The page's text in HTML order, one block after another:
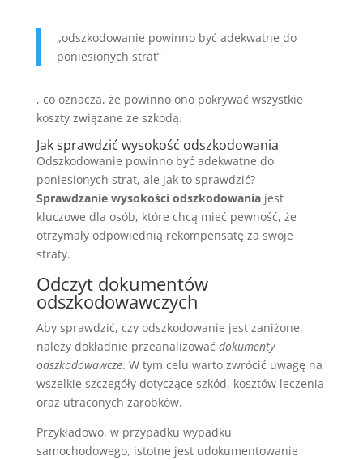
„odszkodowanie powinno być adekwatne do
poniesionych strat”
, co oznacza, że powinno ono pokrywać wszystkie
koszty związane ze szkodą.
Jak sprawdzić wysokość odszkodowania
Odszkodowanie powinno być adekwatne do
poniesionych strat, ale jak to sprawdzić?
Sprawdzanie wysokości odszkodowaniajest
kluczowe dla osób, które chcą mieć pewność, że
otrzymały odpowiednią rekompensatę za swoje
straty.
Odczyt dokumentów
odszkodowawczych
Aby sprawdzić, czy odszkodowanie jest zaniżone,
należy dokładnie przeanalizować dokumenty
odszkodowawcze. W tym celu warto zwrócić uwagę na
wszelkie szczegóły dotyczące szkód, kosztów leczenia
oraz utraconych zarobków.
Przykładowo, w przypadku wypadku
samochodowego, istotne jest udokumentowanie